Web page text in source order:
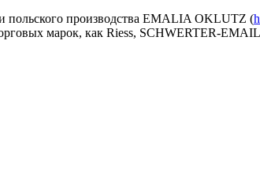
польского производства EMALIA OKLUTZ (
марок, как Riess, SCHWERTER-